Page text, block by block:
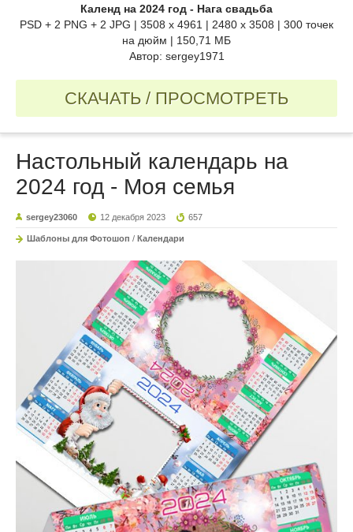
Календ на 2024 год - Нага свадьба
PSD + 2 PNG + 2 JPG | 3508 x 4961 | 2480 x 3508 | 300 точек
на дюйм | 150,71 МБ
Автор: sergey1971
СКАЧАТЬ / ПРОСМОТРЕТЬ
Настольный календарь на
2024 год - Моя семья
sergey23060 12 декабря 2023 657
Шаблоны для Фотошоп / Календари